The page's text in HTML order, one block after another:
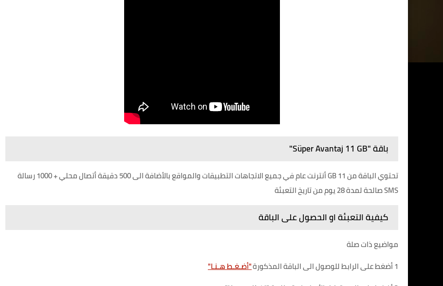
باقة "Süper Avantaj 11 GB"
تحتوي الباقة من 11 GB أنترنت عام في جميع الاتجاهات التطبيقات والمواقع بالأضافة الى 500 دقيقة أتصال محلي + 1000 رسالة
SMS صالحة لمدة 28 يوم من تاريخ التعبئة
كيفية التعبئة او الحصول على الباقة
مواضيع ذات صلة
1 أضغط على الرابط للوصول الى الباقة المذكورة
"أضـغـط هـنـا"